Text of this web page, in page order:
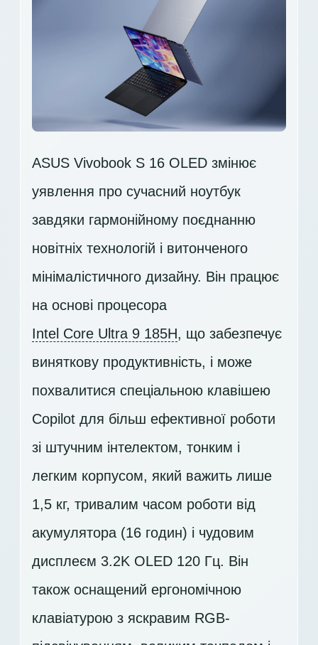
ASUS Vivobook S 16 OLED змінює
уявлення про сучасний ноутбук
завдяки гармонійному поєднанню
новітніх технологій і витонченого
мінімалістичного дизайну. Він працює
на основі процесора
Intel Core Ultra 9 185H, що забезпечує
виняткову продуктивність, і може
похвалитися спеціальною клавішею
Copilot для більш ефективної роботи
зі штучним інтелектом, тонким і
легким корпусом, який важить лише
1,5 кг, тривалим часом роботи від
акумулятора (16 годин) і чудовим
дисплеєм 3.2K OLED 120 Гц. Він
також оснащений ергономічною
клавіатурою з яскравим RGB-